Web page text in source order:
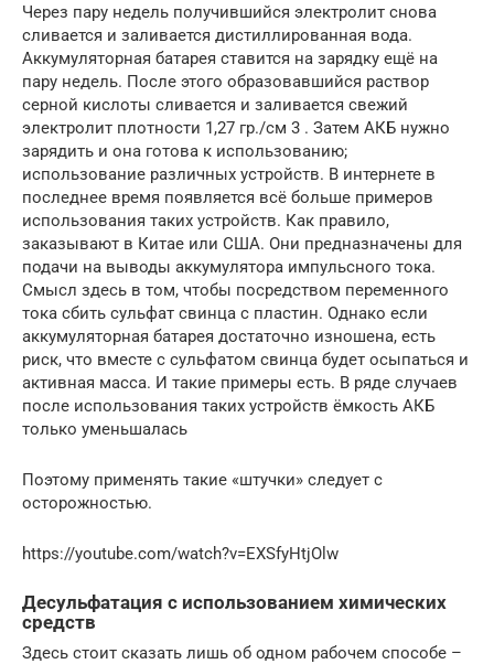
Через пару недель получившийся электролит снова
сливается и заливается дистиллированная вода.
Аккумуляторная батарея ставится на зарядку ещё на
пару недель. После этого образовавшийся раствор
серной кислоты сливается и заливается свежий
электролит плотности 1,27 гр./см 3 . Затем АКБ нужно
зарядить и она готова к использованию;
использование различных устройств. В интернете в
последнее время появляется всё больше примеров
использования таких устройств. Как правило,
заказывают в Китае или США. Они предназначены для
подачи на выводы аккумулятора импульсного тока.
Смысл здесь в том, чтобы посредством переменного
тока сбить сульфат свинца с пластин. Однако если
аккумуляторная батарея достаточно изношена, есть
риск, что вместе с сульфатом свинца будет осыпаться и
активная масса. И такие примеры есть. В ряде случаев
после использования таких устройств ёмкость АКБ
только уменьшалась
Поэтому применять такие «штучки» следует с
осторожностью.
https://youtube.com/watch?v=EXSfyHtjOlw
Десульфатация с использованием химических
средств
Здесь стоит сказать лишь об одном рабочем способе –